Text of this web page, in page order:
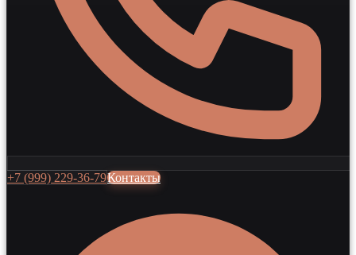
+7 (999) 229-36-79Контакты